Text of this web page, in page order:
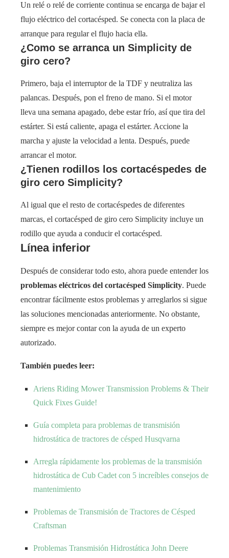
Un relé o relé de corriente continua se encarga de bajar el
flujo eléctrico del cortacésped. Se conecta con la placa de
arranque para regular el flujo hacia ella.
¿Como se arranca un Simplicity de
giro cero?
Primero, baja el interruptor de la TDF y neutraliza las
palancas. Después, pon el freno de mano. Si el motor
lleva una semana apagado, debe estar frío, así que tira del
estárter. Si está caliente, apaga el estárter. Accione la
marcha y ajuste la velocidad a lenta. Después, puede
arrancar el motor.
¿Tienen rodillos los cortacéspedes de
giro cero Simplicity?
Al igual que el resto de cortacéspedes de diferentes
marcas, el cortacésped de giro cero Simplicity incluye un
rodillo que ayuda a conducir el cortacésped.
Línea inferior
Después de considerar todo esto, ahora puede entender los
problemas eléctricos del cortacésped Simplicity. Puede
encontrar fácilmente estos problemas y arreglarlos si sigue
las soluciones mencionadas anteriormente. No obstante,
siempre es mejor contar con la ayuda de un experto
autorizado.
También puedes leer:
Ariens Riding Mower Transmission Problems & Their
Quick Fixes Guide!
Guía completa para problemas de transmisión
hidrostática de tractores de césped Husqvarna
Arregla rápidamente los problemas de la transmisión
hidrostática de Cub Cadet con 5 increíbles consejos de
mantenimiento
Problemas de Transmisión de Tractores de Césped
Craftsman
Problemas Transmisión Hidrostática John Deere